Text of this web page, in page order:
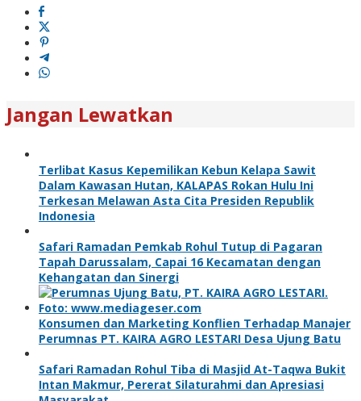
Jangan Lewatkan
Terlibat Kasus Kepemilikan Kebun Kelapa Sawit
Dalam Kawasan Hutan, KALAPAS Rokan Hulu Ini
Terkesan Melawan Asta Cita Presiden Republik
Indonesia
Safari Ramadan Pemkab Rohul Tutup di Pagaran
Tapah Darussalam, Capai 16 Kecamatan dengan
Kehangatan dan Sinergi
Konsumen dan Marketing Konflien Terhadap Manajer
Perumnas PT. KAIRA AGRO LESTARI Desa Ujung Batu
Safari Ramadan Rohul Tiba di Masjid At-Taqwa Bukit
Intan Makmur, Pererat Silaturahmi dan Apresiasi